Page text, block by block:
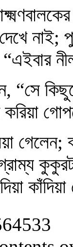
নাই;
“সে
করিয়া